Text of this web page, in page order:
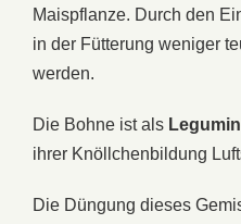
Maispflanze. Durch den
in der Fütterung weniger
werden.
Die Bohne ist als
ihrer Knöllchenbildung
Die Düngung dieses